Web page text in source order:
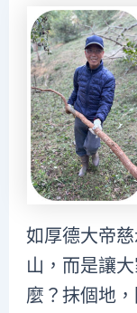
如厚德大帝
山，而是讓
麼？抹個地